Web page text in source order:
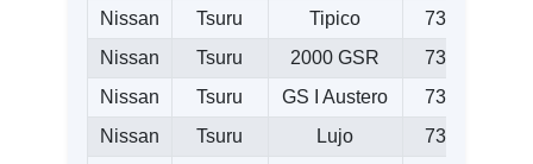
Nissan
Tsuru Tipico 7388
Nissan
Tsuru 2000 GSR 7388
Nissan
Tsuru GS I Austero 7388
Nissan
Tsuru Lujo 7388